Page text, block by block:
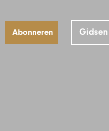
Abonneren Gidsen